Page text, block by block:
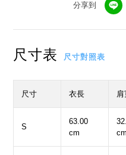
分享到
尺寸表 尺寸對照表
尺寸 衣長 肩
S
63.00
cm
cm